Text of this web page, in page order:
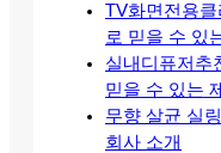
TV화면전용
로 믿을 수 있
실내디퓨저추
믿을 수 있는
무향 살균 실
회사 소개